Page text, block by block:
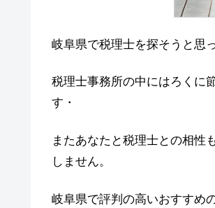
岐阜県で税理士を探そうと思
税理士事務所の中にはろくに
す・
またあなたと税理士との相性
しません。
岐阜県で評判の高いおすすめ